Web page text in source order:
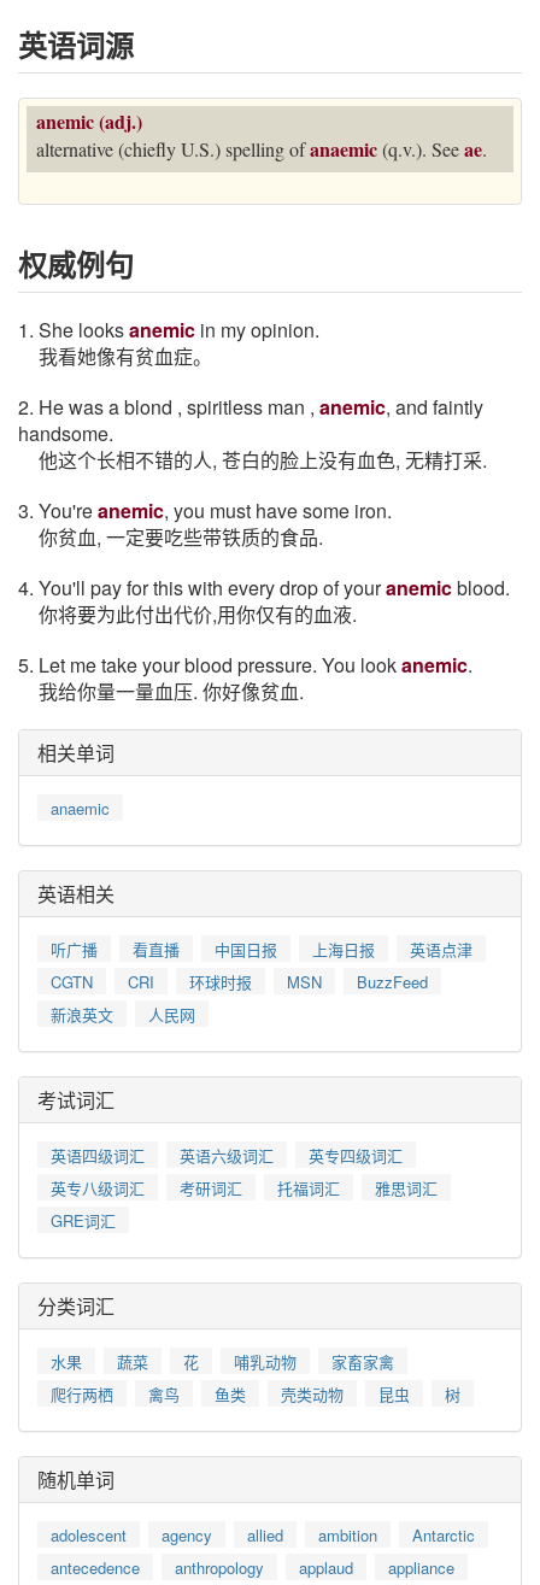
英语词源
anemic (adj.)
alternative (chiefly U.S.) spelling ofanaemic(q.v.). Seeae.
权威例句
1. She looksanemic in my opinion.
我看她像有贫血症。
2. He was a blond , spiritless man , anemic, and faintly
handsome.
他这个长相不错的人, 苍白的脸上没有血色, 无精打采.
3. You'reanemic, you must have some iron.
你贫血, 一定要吃些带铁质的食品.
4. You'll pay for this with every drop of youranemicblood.
你将要为此付出代价,用你仅有的血液.
5. Let me take your blood pressure. You lookanemic.
我给你量一量血压. 你好像贫血.
相关单词
anaemic
英语相关
听广播 看直播 中国日报 上海日报
英语点津
CGTN
CRI 环球时报 MSN
BuzzFeed
新浪英文
人民网
考试词汇
英语四级词汇 英语六级词汇
英专四级词汇
英专八级词汇
考研词汇 托福词汇
雅思词汇
GRE词汇
分类词汇
水果 蔬菜 花 哺乳动物
家畜家禽
爬行两栖
禽鸟 鱼类 壳类动物 昆虫 树
随机单词
adolescent agency allied ambition
Antarctic
antecedence
anthropology applaud appliance